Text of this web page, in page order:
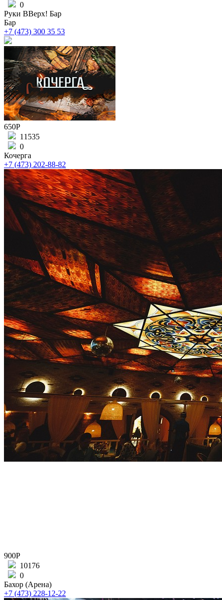
0
Руки ВВерх! Бар
Бар
+7 (473) 300 35 53
650Р
11535
0
Кочерга
+7 (473) 202-88-82
900Р
10176
0
Бахор (Арена)
+7 (473) 228-12-22